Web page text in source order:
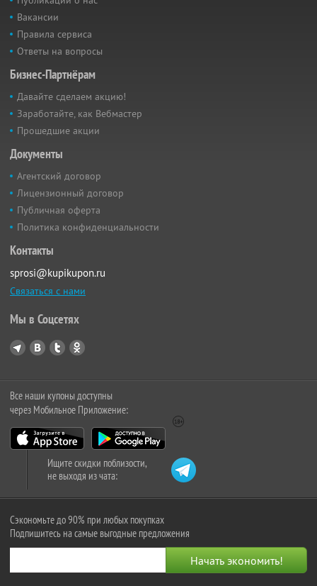
Вакансии
Правила сервиса
Ответы на вопросы
Бизнес-Партнёрам
Давайте сделаем акцию!
Заработайте, как Вебмастер
Прошедшие акции
Документы
Агентский договор
Лицензионный договор
Публичная оферта
Политика конфиденциальности
Контакты
sprosi@kupikupon.ru
Связаться с нами
Мы в Соцсетях
Все наши купоны доступны
через Мобильное Приложение:
Ищите скидки поблизости,
не выходя из чата:
Сэкономьте до 90% при любых покупках
Подпишитесь на самые выгодные предложения